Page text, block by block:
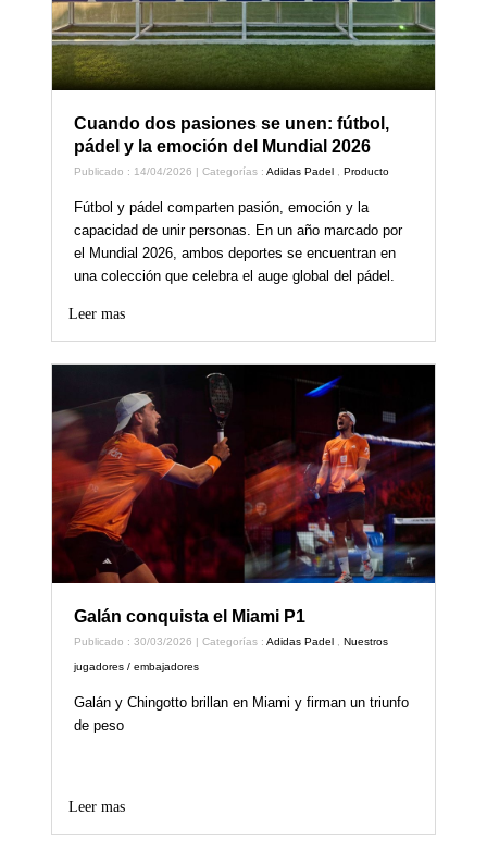
Cuando dos pasiones se unen: fútbol,
pádel y la emoción del Mundial 2026
Publicado : 14/04/2026 | Categorías :Adidas Padel ,Producto
Fútbol y pádel comparten pasión, emoción y la
capacidad de unir personas. En un año marcado por
el Mundial 2026, ambos deportes se encuentran en
una colección que celebra el auge global del pádel.
Leer mas
Galán conquista el Miami P1
Publicado : 30/03/2026 | Categorías :Adidas Padel , Nuestros
jugadores / embajadores
Galán y Chingotto brillan en Miami y firman un triunfo
de peso
Leer mas